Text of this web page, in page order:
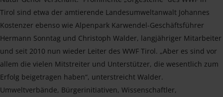
Tirol sind etwa der amtierende Landesumweltanwalt Johannes
Kostenzer ebenso wie Alpenpark Karwendel-Geschäftsführer
Hermann Sonntag und Christoph Walder, langjähriger Mitarbeiter
und seit 2010 nun wieder Leiter des WWF Tirol. „Aber es sind vor
allem die vielen Mitstreiter und Unterstützer, die wesentlich zum
Erfolg beigetragen haben“, unterstreicht Walder.
Umweltverbände, Bürgerinitiativen, Wissenschaftler,